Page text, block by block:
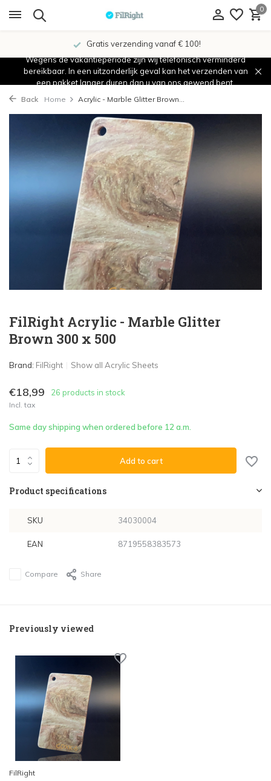
0
Gratis verzending vanaf € 100!
Wegens de vakantieperiode zijn wij telefonisch verminderd
bereikbaar. In een uitzonderlijk geval kan het verzenden van
een pakket langer duren dan u van ons gewend bent.
Back Home Acrylic - Marble Glitter Brown...
FilRight Acrylic - Marble Glitter
Brown 300 x 500
Brand: FilRight Show all Acrylic Sheets
€18,99 26 products in stock
Incl. tax
Same day shipping when ordered before 12 a.m.
Add to cart
Product specifications
SKU 34030004
EAN 8719558383573
Compare Share
Previously viewed
FilRight